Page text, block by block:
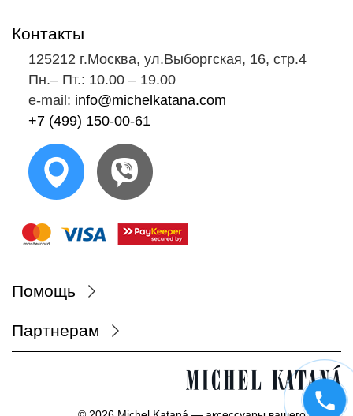
Контакты
125212 г.Москва, ул.Выборгская, 16, стр.4
Пн.‒ Пт.: 10.00 ‒ 19.00
e-mail: info@michelkatana.com
+7 (499) 150-00-61
Помощь
Партнерам